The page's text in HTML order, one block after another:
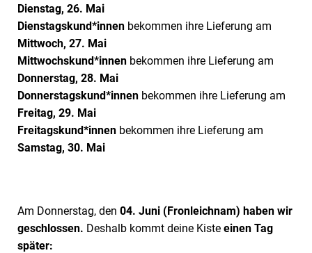
Dienstag, 26. Mai
Dienstagskund*innen bekommen ihre Lieferung am
Mittwoch, 27. Mai
Mittwochskund*innen bekommen ihre Lieferung am
Donnerstag, 28. Mai
Donnerstagskund*innen bekommen ihre Lieferung am
Freitag, 29. Mai
Freitagskund*innen bekommen ihre Lieferung am
Samstag, 30. Mai
Am Donnerstag, den 04. Juni (Fronleichnam) haben wir
geschlossen. Deshalb kommt deine Kiste einen Tag
später: